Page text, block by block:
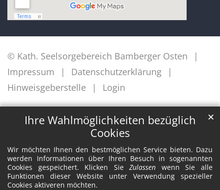
Ihre Wahlmöglichkeiten bezüglich
Cookies
Wir möchten Ihnen den bestmöglichen Service bieten. Dazu
werden Informationen über Ihren Besuch in sogenannten
Cookies gespeichert. Klicken SieZulassen wenn Sie alle
Funktionen dieser Website unter Verwendung spezieller
Cookies aktiveren möchten.
✕
© Kath. Seelsorgebereich Bamberger Osten
Impressum
Datenschutzerklärung
Hinweisgeberstelle
Login